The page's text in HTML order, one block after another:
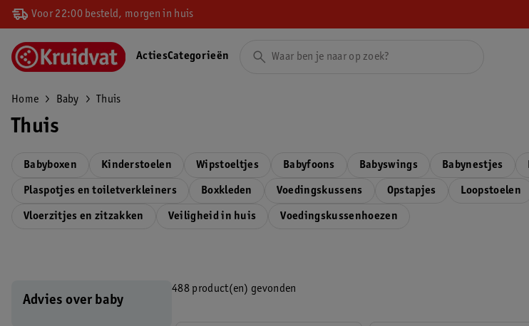
Voor 22:00 besteld, morgen in huis
ActiesCategorieën
Home Baby Thuis
Thuis
Babyboxen Kinderstoelen Wipstoeltjes Babyfoons Babyswings Babynestjes
Plaspotjes en toiletverkleiners Boxkleden Voedingskussens Opstapjes Loopstoelen
Vloerzitjes en zitzakken Veiligheid in huis Voedingskussenhoezen
Advies over baby
488 product(en) gevonden